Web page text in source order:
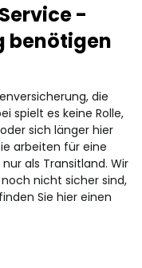
-
benötigen
die
spielt es keine Rolle,
sich länger hier
arbeiten für eine
als Transitland. Wir
nicht sicher sind,
Sie hier einen